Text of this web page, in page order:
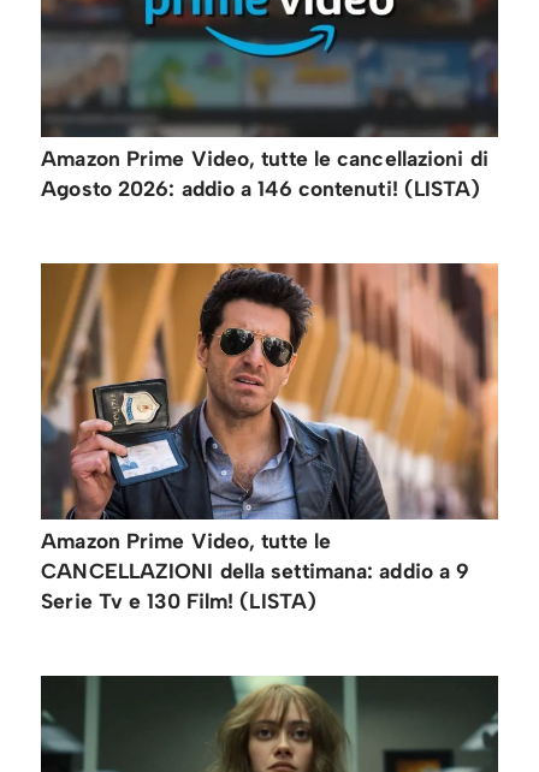
Amazon Prime Video, tutte le cancellazioni di
Agosto 2026: addio a 146 contenuti! (LISTA)
Amazon Prime Video, tutte le
CANCELLAZIONI della settimana: addio a 9
Serie Tv e 130 Film! (LISTA)